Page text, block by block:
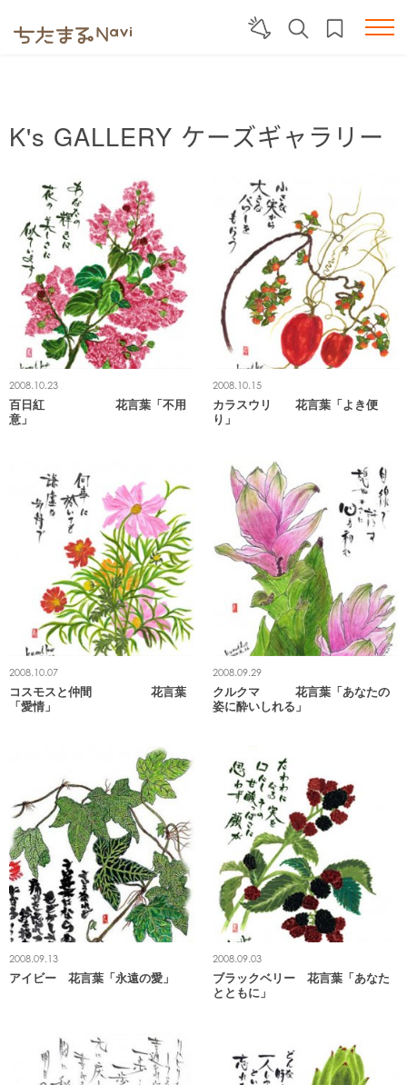
K's GALLERY ケーズギャラリー
2008.10.23
百日紅 花言葉「不用
意」
2008.10.15
カラスウリ 花言葉「よき便
り」
2008.10.07
コスモスと仲間 花言葉
「愛情」
2008.09.29
クルクマ 花言葉「あなたの
姿に酔いしれる」
2008.09.13
アイビー 花言葉「永遠の愛」
2008.09.03
ブラックベリー 花言葉「あなた
とともに」